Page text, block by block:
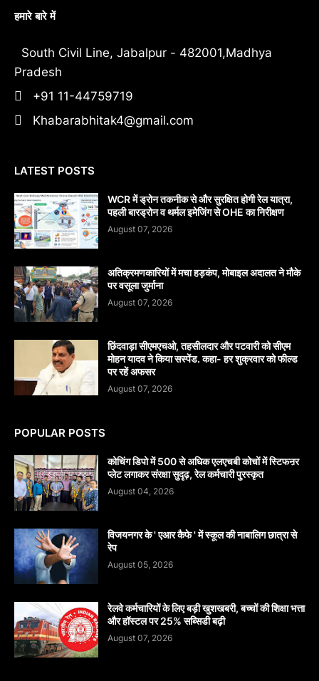
हमारे बारे में
South Civil Line, Jabalpur - 482001,Madhya
Pradesh
+91 11-44759719
Khabarabhitak4@gmail.com
LATEST POSTS
WCR में ड्रोन तकनीक से और सुरक्षित होगी रेल यात्रा,
पहली बारड्रोन व थर्मल इमेजिंग से OHE का निरीक्षण
August 07, 2026
अतिक्रमणकारियों में मचा हड़कंप, मोबाइल अदालत ने मौके
पर वसूला जुर्माना
August 07, 2026
छिंदवाड़ा सीएमएचओ, तहसीलदार और पटवारी को सीएम
मोहन यादव ने किया सस्पेंड. कहा- हर शुक्रवार को फील्ड
पर रहें अफसर
August 07, 2026
POPULAR POSTS
कोचिंग डिपो में 500 से अधिक एलएचबी कोचों में स्टिफऩर
प्लेट लगाकर संरक्षा सुदृढ़, रेल कर्मचारी पुरस्कृत
August 04, 2026
विजयनगर के ' एआर कैफे ' में स्कूल की नाबालिग छात्रा से
रेप
August 05, 2026
रेलवे कर्मचारियों के लिए बड़ी खुशखबरी, बच्चों की शिक्षा भत्ता
और हॉस्टल पर 25% सब्सिडी बढ़ी
August 07, 2026